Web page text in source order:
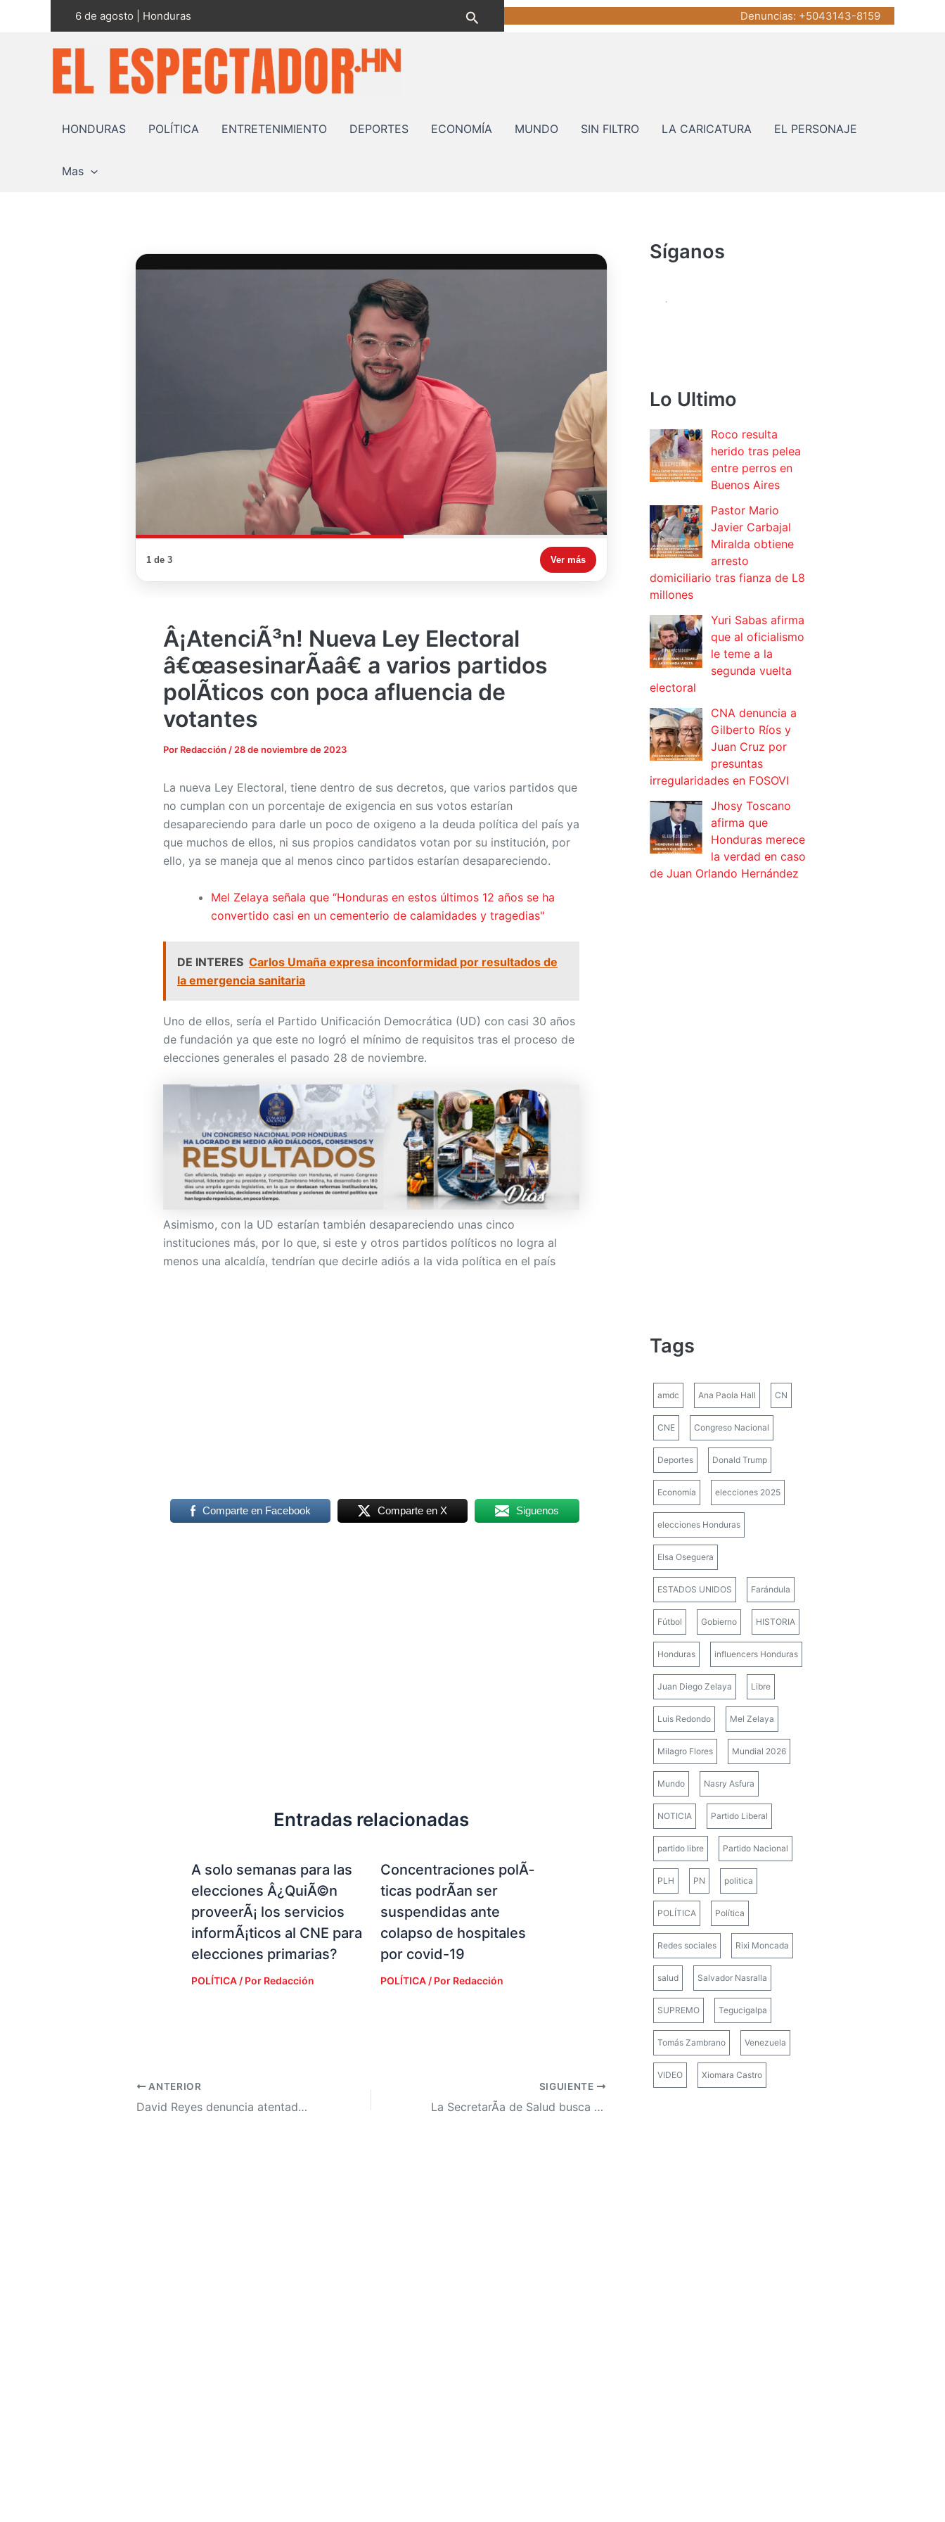
6 de agosto | Honduras Buscar Denuncias: +5043143-8159
HONDURAS POLÍTICA ENTRETENIMIENTO DEPORTES ECONOMÍA MUNDO SIN FILTRO LA CARICATURA EL PERSONAJE
Mas
1 de 3 Ver más
Â¡AtenciÃ³n! Nueva Ley Electoral
â€œasesinarÃ­aâ€ a varios partidos
polÃ­ticos con poca afluencia de
votantes
Por Redacción / 28 de noviembre de 2023
La nueva Ley Electoral, tiene dentro de sus decretos, que varios partidos que
no cumplan con un porcentaje de exigencia en sus votos estarían
desapareciendo para darle un poco de oxigeno a la deuda política del país ya
que muchos de ellos, ni sus propios candidatos votan por su institución, por
ello, ya se maneja que al menos cinco partidos estarían desapareciendo.
Mel Zelaya señala que “Honduras en estos últimos 12 años se ha
convertido casi en un cementerio de calamidades y tragedias"
DE INTERES Carlos Umaña expresa inconformidad por resultados de
la emergencia sanitaria
Uno de ellos, sería el Partido Unificación Democrática (UD) con casi 30 años
de fundación ya que este no logró el mínimo de requisitos tras el proceso de
elecciones generales el pasado 28 de noviembre.
Asimismo, con la UD estarían también desapareciendo unas cinco
instituciones más, por lo que, si este y otros partidos políticos no logra al
menos una alcaldía, tendrían que decirle adiós a la vida política en el país
Comparte en Facebook Comparte en X Siguenos
Entradas relacionadas
A solo semanas para las
elecciones Â¿QuiÃ©n
proveerÃ¡ los servicios
informÃ¡ticos al CNE para
elecciones primarias?
POLÍTICA / Por Redacción
Concentraciones polÃ­
ticas podrÃ­an ser
suspendidas ante
colapso de hospitales
por covid-19
POLÍTICA/ Por Redacción
ANTERIOR
David Reyes denuncia atentado por parte de nacionalistas dentro del CN
SIGUIENTE
La SecretarÃ­a de Salud busca vacunar a todos los hondureÃ±os posibles
Síganos
Lo Ultimo
Roco resulta
herido tras pelea
entre perros en
Buenos Aires
Pastor Mario
Javier Carbajal
Miralda obtiene
arresto
domiciliario tras fianza de L8
millones
Yuri Sabas afirma
que al oficialismo
le teme a la
segunda vuelta
electoral
CNA denuncia a
Gilberto Ríos y
Juan Cruz por
presuntas
irregularidades en FOSOVI
Jhosy Toscano
afirma que
Honduras merece
la verdad en caso
de Juan Orlando Hernández
Tags
amdc Ana Paola Hall CN
CNE Congreso Nacional
Deportes Donald Trump
Economía elecciones 2025
elecciones Honduras
Elsa Oseguera
ESTADOS UNIDOS Farándula
Fútbol Gobierno HISTORIA
Honduras influencers Honduras
Juan Diego Zelaya Libre
Luis Redondo Mel Zelaya
Milagro Flores Mundial 2026
Mundo Nasry Asfura
NOTICIA Partido Liberal
partido libre Partido Nacional
PLH PN politica
POLÍTICA Política
Redes sociales Rixi Moncada
salud Salvador Nasralla
SUPREMO Tegucigalpa
Tomás Zambrano Venezuela
VIDEO Xiomara Castro